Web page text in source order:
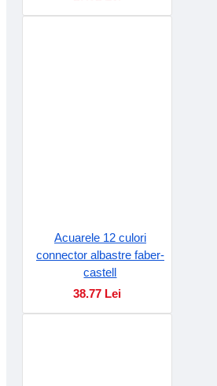
Acuarele 12 culori
connector albastre faber-
castell
38.77 Lei